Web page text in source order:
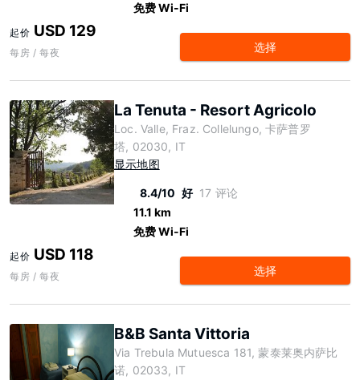
免费 Wi-Fi
起价 USD 129
每房 / 每夜 选择
La Tenuta - Resort Agricolo
Loc. Valle, Fraz. Collelungo, 卡萨普罗
塔, 02030, IT
显示地图
8.4/10 好 17 评论
11.1 km
免费 Wi-Fi
起价 USD 118
每房 / 每夜 选择
B&B Santa Vittoria
Via Trebula Mutuesca 181, 蒙泰莱奥内萨比
诺, 02033, IT